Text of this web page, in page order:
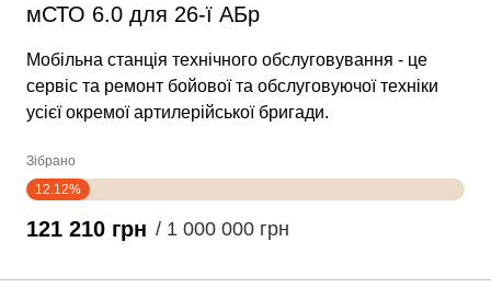
мСТО 6.0 для 26-ї АБр
Мобільна станція технічного обслуговування - це
сервіс та ремонт бойової та обслуговуючої техніки
усієї окремої артилерійської бригади.
Зібрано
12.12%
121 210 грн / 1 000 000 грн